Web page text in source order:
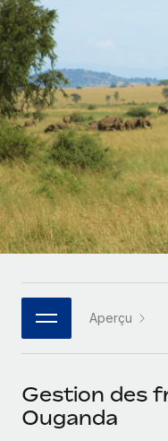
Intégrez et gérez
PEO
Sous-traitez les
INFRASTRUCTURE
Intégration
Intégrez vos RH
Plateforme
Connecter
Connectez
notre MCP
Intégrations
Rationalisez vos
Examinez notre
CROISSANCE
Start-ups
Des solutions
paie des
Entreprises
Développez vos
mesure
Entreprise
Les RH à
Partenaires
Intégrez les RH à
Calculateur de
Découvrez les
paiement pour
APPRENDRE AVEC
Recherche et guides
Études de cas
Checklists et modèles
Descriptions de
Événements
Nederlands
Français
Deutsch
Español
Italiano
Português (Portugal)
日本語
한국어
Aperçu
Gestion des
Ouganda